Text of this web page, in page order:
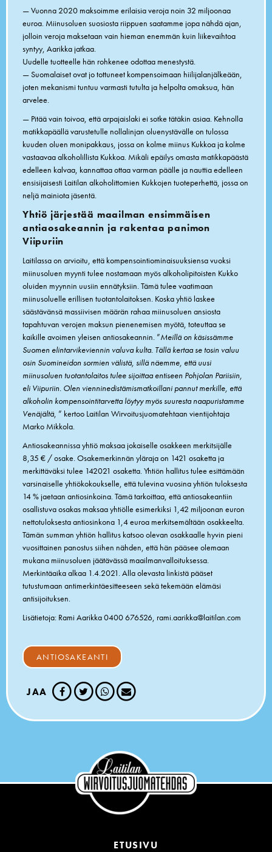
— Vuonna 2020 maksoimme erilaisia veroja noin 32 miljoonaa
euroa. Miinusoluen suosiosta riippuen saatamme jopa nähdä ajan,
jolloin veroja maksetaan vain hieman enemmän kuin liikevaihtoa
syntyy, Aarikka jatkaa.
Uudelle tuotteelle hän rohkenee odottaa menestystä.
— Suomalaiset ovat jo tottuneet kompensoimaan hiilijalanjälkeään,
joten mekanismi tuntuu varmasti tutulta ja helpolta omaksua, hän
arvelee.
— Pitää vain toivoa, että arpajaislaki ei sotke tätäkin asiaa. Kehnolla
matikkapäällä varustetulle nollalinjan oluenystävälle on tulossa
kuuden oluen monipakkaus, jossa on kolme miinus Kukkoa ja kolme
vastaavaa alkoholillista Kukkoa. Mikäli epäilys omasta matikkapäästä
edelleen kalvaa, kannattaa ottaa varman päälle ja nauttia edelleen
ensisijaisesti Laitilan alkoholittomien Kukkojen tuoteperhettä, jossa on
neljä mainiota jäsentä.
Yhtiö järjestää maailman ensimmäisen
antiaosakeannin ja rakentaa panimon
Viipuriin
Laitilassa on arvioitu, että kompensointiominaisuuksiensa vuoksi
miinusoluen myynti tulee nostamaan myös alkoholipitoisten Kukko
oluiden myynnin uusiin ennätyksiin. Tämä tulee vaatimaan
miinusoluelle erillisen tuotantolaitoksen. Koska yhtiö laskee
säästävänsä massiivisen määrän rahaa miinusoluen ansiosta
tapahtuvan verojen maksun pienenemisen myötä, toteuttaa se
kaikille avoimen yleisen antiosakeannin. ”Meillä on käsissämme
Suomen elintarvikeviennin valuva kulta. Tällä kertaa se tosin valuu
osin Suomineidon sormien välistä, sillä näemme, että uusi
miinusoluen tuotantolaitos tulee sijoittaa entiseen Pohjolan Pariisiin,
eli Viipuriin. Olen vienninedistämismatkoillani pannut merkille, että
alkoholin kompensointitarvetta löytyy myös suuresta naapuristamme
Venäjältä, ” kertoo Laitilan Wirvoitusjuomatehtaan vientijohtaja
Marko Mikkola.
Antiosakeannissa yhtiö maksaa jokaiselle osakkeen merkitsijälle
8,35 € / osake. Osakemerkinnän yläraja on 1421 osaketta ja
merkittäväksi tulee 142021 osaketta. Yhtiön hallitus tulee esittämään
varsinaiselle yhtiökokoukselle, että tulevina vuosina yhtiön tuloksesta
14 % jaetaan antiosinkoina. Tämä tarkoittaa, että antiosakeantiin
osallistuva osakas maksaa yhtiölle esimerkiksi 1,42 miljoonan euron
nettotuloksesta antiosinkona 1,4 euroa merkitsemältään osakkeelta.
Tämän summan yhtiön hallitus katsoo olevan osakkaalle hyvin pieni
vuosittainen panostus siihen nähden, että hän pääsee olemaan
mukana miinusoluen jäätävässä maailmanvalloituksessa.
Merkintäaika alkaa 1.4.2021. Alla olevasta linkistä pääset
tutustumaan antimerkintäesitteeseen sekä tekemään elämäsi
antisijoituksen.
Lisätietoja: Rami Aarikka 0400 676526, rami.aarikka@laitilan.com
ANTIOSAKEANTI
JAA
ETUSIVU